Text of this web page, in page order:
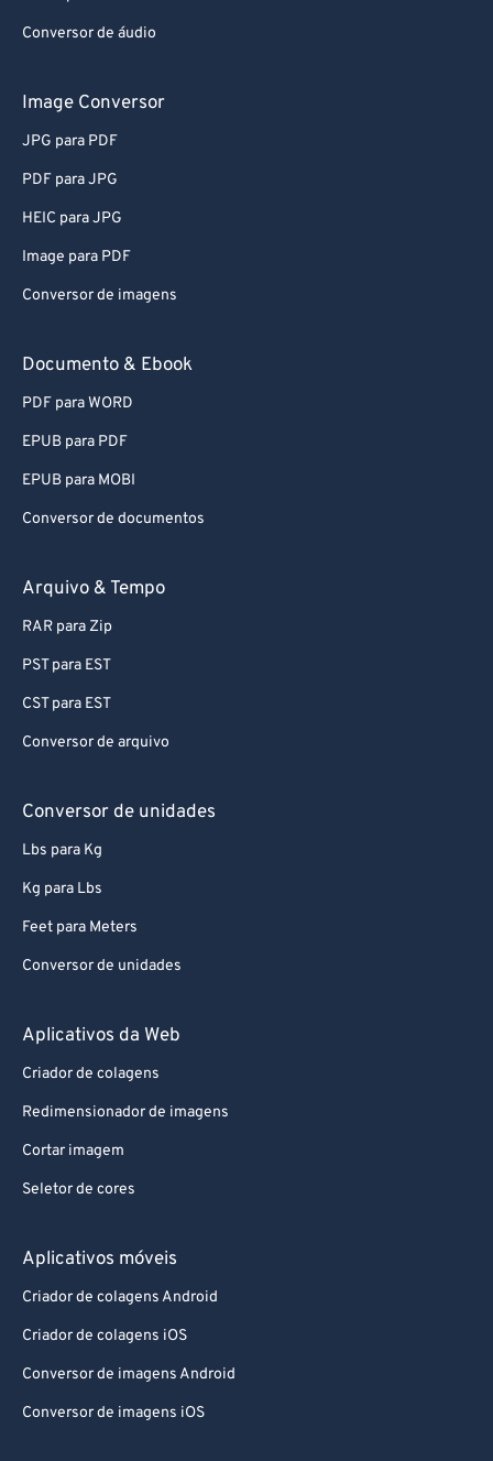
Conversor de áudio
Image Conversor
JPG para PDF
PDF para JPG
HEIC para JPG
Image para PDF
Conversor de imagens
Documento & Ebook
PDF para WORD
EPUB para PDF
EPUB para MOBI
Conversor de documentos
Arquivo & Tempo
RAR para Zip
PST para EST
CST para EST
Conversor de arquivo
Conversor de unidades
Lbs para Kg
Kg para Lbs
Feet para Meters
Conversor de unidades
Aplicativos da Web
Criador de colagens
Redimensionador de imagens
Cortar imagem
Seletor de cores
Aplicativos móveis
Criador de colagens Android
Criador de colagens iOS
Conversor de imagens Android
Conversor de imagens iOS